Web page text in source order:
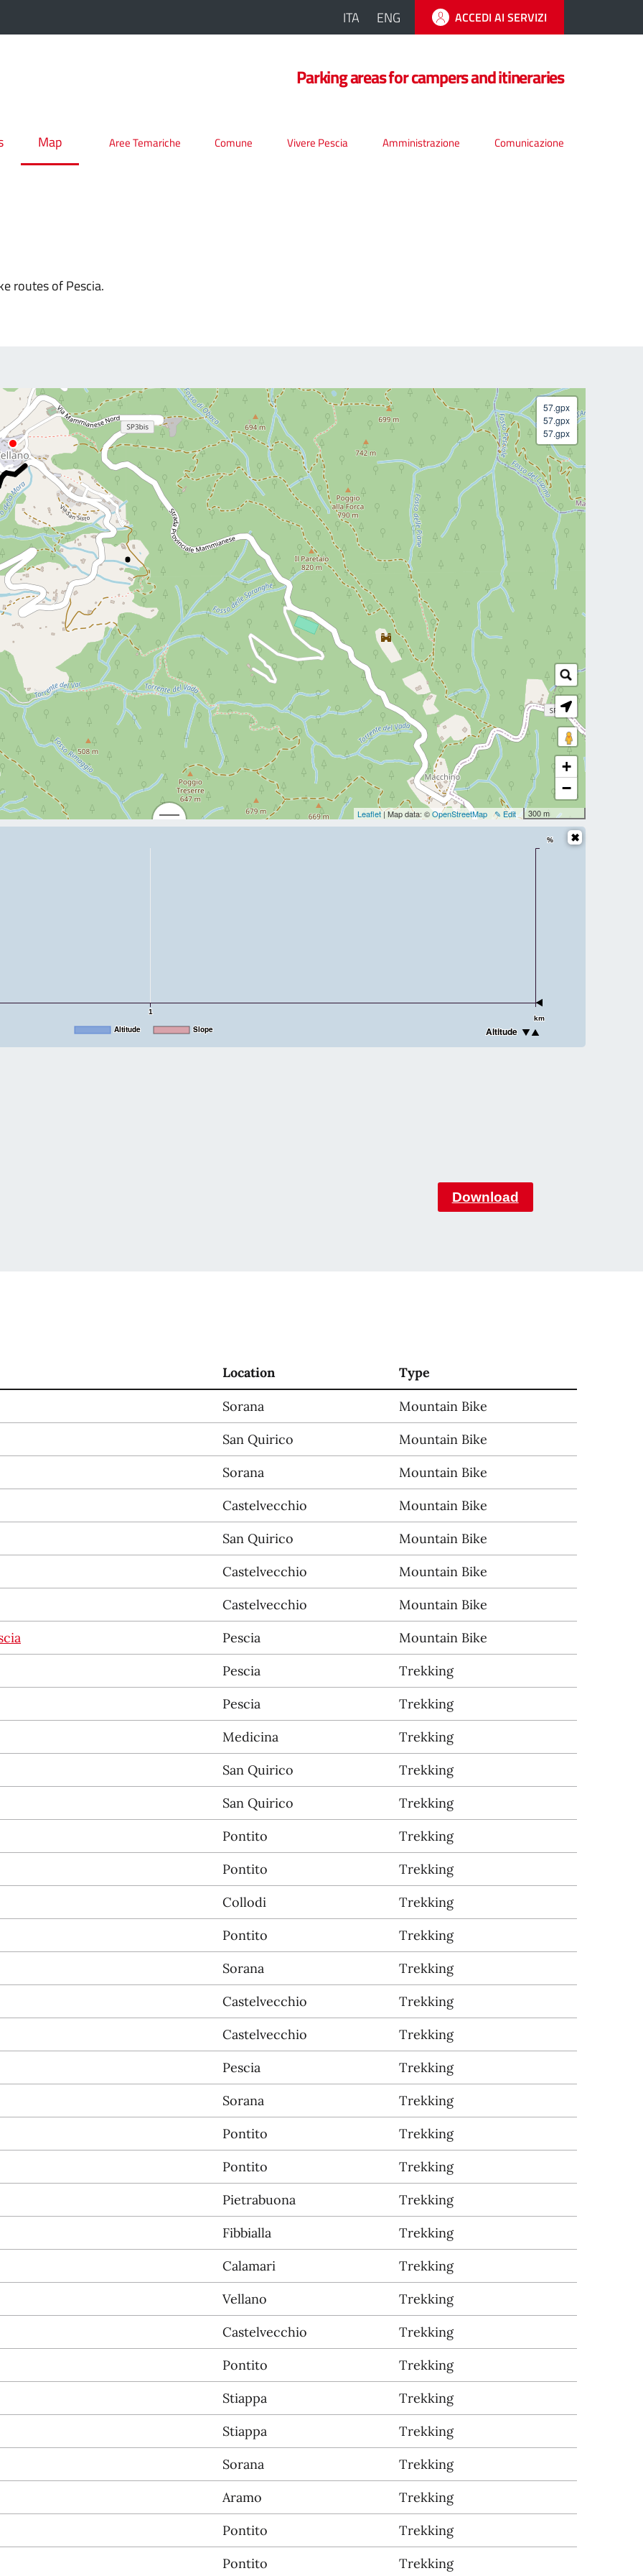
ITA ENG ACCEDI AI SERVIZI
Parking areas for campers and itineraries
Map Aree Temariche Comune Vivere Pescia Amministrazione Comunicazione
routes of Pescia.
57.gpx
57.gpx
57.gpx
+
−
300 m
✎ Edit
Leaflet| Map data: ©OpenStreetMap
1
km
%
Altitude Slope Altitude
Download
Location Type
Sorana
Mountain Bike
San Quirico
Mountain Bike
Sorana
Mountain Bike
Castelvecchio
Mountain Bike
San Quirico
Mountain Bike
Castelvecchio
Mountain Bike
Castelvecchio
Mountain Bike
Pescia
Mountain Bike
Pescia
Trekking
Pescia
Trekking
Medicina
Trekking
San Quirico
Trekking
San Quirico
Trekking
Pontito
Trekking
Pontito
Trekking
Collodi
Trekking
Pontito
Trekking
Sorana
Trekking
Castelvecchio
Trekking
Castelvecchio
Trekking
Pescia
Trekking
Sorana
Trekking
Pontito
Trekking
Pontito
Trekking
Pietrabuona
Trekking
Fibbialla
Trekking
Calamari
Trekking
Vellano
Trekking
Castelvecchio
Trekking
Pontito
Trekking
Stiappa
Trekking
Stiappa
Trekking
Sorana
Trekking
Aramo
Trekking
Pontito
Trekking
Pontito
Trekking